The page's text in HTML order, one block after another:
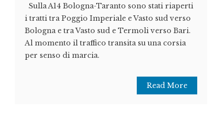
Sulla A14 Bologna-Taranto sono stati riaperti
i tratti tra Poggio Imperiale e Vasto sud verso
Bologna e tra Vasto sud e Termoli verso Bari.
Al momento il traffico transita su una corsia
per senso di marcia.
Read More